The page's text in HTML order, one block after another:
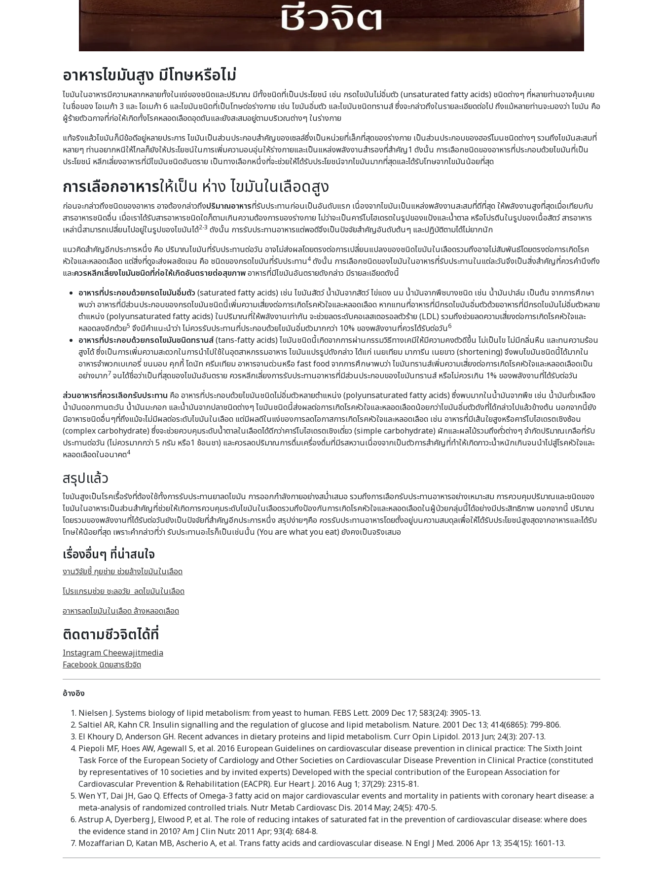
อาหารไขมันสูง มีโทษหรือไม่
ไขมันในอาหารมีความหลากหลายทั้งในแง่ของชนิดและปริมาณ มีทั้งชนิดที่เป็นประโยชน์ เช่น กรดไขมันไม่อิ่มตัว (unsaturated fatty acids) ชนิดต่างๆ ที่หลายท่านอาจคุ้นเคย
ในชื่อของ โอเมก้า 3 และ โอเมก้า 6 และไขมันชนิดที่เป็นโทษต่อร่างกาย เช่น ไขมันอิ่มตัว และไขมันชนิดทรานส์ ซึ่งจะกล่าวถึงในรายละเอียดต่อไป ถึงแม้หลายท่านจะมองว่า ไขมัน คือ
ผู้ร้ายตัวฉกาจที่ก่อให้เกิดทั้งโรคหลอดเลือดอุดตันและยังสะสมอยู่ตามบริเวณต่างๆ ในร่างกาย
แท้จริงแล้วไขมันก็มีข้อดีอยู่หลายประการ ไขมันเป็นส่วนประกอบสำคัญของเซลล์ซึ่งเป็นหน่วยที่เล็กที่สุดของร่างกาย เป็นส่วนประกอบของฮอร์โมนชนิดต่างๆ รวมถึงไขมันสะสมที่
หลายๆ ท่านอยากหนีให้ไกลก็ยังให้ประโยชน์ในการเพิ่มความอบอุ่นให้ร่างกายและเป็นแหล่งพลังงานสำรองที่สำคัญ1 ดังนั้น การเลือกชนิดของอาหารที่ประกอบด้วยไขมันที่เป็น
ประโยชน์ หลีกเลี่ยงอาหารที่มีไขมันชนิดอันตราย เป็นทางเลือกหนึ่งที่จะช่วยให้ได้รับประโยชน์จากไขมันมากที่สุดและได้รับโทษจากไขมันน้อยที่สุด
การเลือกอาหารให้เป็น ห่าง ไขมันในเลือดสูง
ก่อนจะกล่าวถึงชนิดของอาหาร อาจต้องกล่าวถึงปริมาณอาหารที่รับประทานก่อนเป็นอันดับแรก เนื่องจากไขมันเป็นแหล่งพลังงานสะสมที่ดีที่สุด ให้พลังงานสูงที่สุดเมื่อเทียบกับ
สารอาหารชนิดอื่น เมื่อเราได้รับสารอาหารชนิดใดก็ตามเกินความต้องการของร่างกาย ไม่ว่าจะเป็นคาร์โบไฮเดรตในรูปของแป้งและน้ำตาล หรือโปรตีนในรูปของเนื้อสัตว์ สารอาหาร
เหล่านี้สามารถเปลี่ยนไปอยู่ในรูปของไขมันได้2-3 ดังนั้น การรับประทานอาหารแต่พอดีจึงเป็นปัจจัยสำคัญอันดับต้นๆ และปฏิบัติตามได้ไม่ยากนัก
แนวคิดสำคัญอีกประการหนึ่ง คือ ปริมาณไขมันที่รับประทานต่อวัน อาจไม่ส่งผลโดยตรงต่อการเปลี่ยนแปลงของชนิดไขมันในเลือดรวมถึงอาจไม่สัมพันธ์โดยตรงต่อการเกิดโรค
หัวใจและหลอดเลือด แต่สิ่งที่ดูจะส่งผลชัดเจน คือ ชนิดของกรดไขมันที่รับประทาน4 ดังนั้น การเลือกชนิดของไขมันในอาหารที่รับประทานในแต่ละวันจึงเป็นสิ่งสำคัญที่ควรคำนึงถึง
และควรหลีกเลี่ยงไขมันชนิดที่ก่อให้เกิดอันตรายต่อสุขภาพอาหารที่มีไขมันอันตรายดังกล่าว มีรายละเอียดดังนี้
อาหารที่ประกอบด้วยกรดไขมันอิ่มตัว (saturated fatty acids) เช่น ไขมันสัตว์ น้ำมันจากสัตว์ ไข่แดง นม น้ำมันจากพืชบางชนิด เช่น น้ำมันปาล์ม เป็นต้น จากการศึกษา
พบว่า อาหารที่มีส่วนประกอบของกรดไขมันชนิดนี้เพิ่มความเสี่ยงต่อการเกิดโรคหัวใจและหลอดเลือด หากแทนที่อาหารที่มีกรดไขมันอิ่มตัวด้วยอาหารที่มีกรดไขมันไม่อิ่มตัวหลาย
ตำแหน่ง (polyunsaturated fatty acids) ในปริมาณที่ให้พลังงานเท่ากัน จะช่วยลดระดับคอเลสเตอรอลตัวร้าย (LDL) รวมถึงช่วยลดความเสี่ยงต่อการเกิดโรคหัวใจและ
หลอดลงอีกด้วย5 จึงมีคำแนะนำว่า ไม่ควรรับประทานที่ประกอบด้วยไขมันอิ่มตัวมากกว่า 10% ของพลังงานที่ควรได้รับต่อวัน6
อาหารที่ประกอบด้วยกรดไขมันชนิดทรานส์(tans-fatty acids) ไขมันชนิดนี้เกิดจากการผ่านกรรมวิธีทางเคมีให้มีความคงตัวดีขึ้น ไม่เป็นไข ไม่มีกลิ่นหืน และทนความร้อน
สูงได้ ซึ่งเป็นการเพิ่มความสะดวกในการนำไปใช้ในอุตสาหกรรมอาหาร ไขมันแปรรูปดังกล่าว ได้แก่ เนยเทียม มาการีน เนยขาว (shortening) จึงพบไขมันชนิดนี้ได้มากใน
อาหารจำพวกเบเกอรี่ ขนมอบ คุกกี้ โดนัท ครีมเทียม อาหารจานด่วนหรือ fast food จากการศึกษาพบว่า ไขมันทรานส์เพิ่มความเสี่ยงต่อการเกิดโรคหัวใจและหลอดเลือดเป็น
อย่างมาก7 จนได้ชื่อว่าเป็นที่สุดของไขมันอันตราย ควรหลีกเลี่ยงการรับประทานอาหารที่มีส่วนประกอบของไขมันทรานส์ หรือไม่ควรเกิน 1% ของพลังงานที่ได้รับต่อวัน
ส่วนอาหารที่ควรเลือกรับประทาน คือ อาหารที่ประกอบด้วยไขมันชนิดไม่อิ่มตัวหลายตำแหน่ง (polyunsaturated fatty acids) ซึ่งพบมากในน้ำมันจากพืช เช่น น้ำมันถั่วเหลือง
น้ำมันดอกทานตะวัน น้ำมันมะกอก และน้ำมันจากปลาชนิดต่างๆ ไขมันชนิดนี้ส่งผลต่อการเกิดโรคหัวใจและหลอดเลือดน้อยกว่าไขมันอิ่มตัวดังที่ได้กล่าวไปแล้วข้างต้น นอกจากนี้ยัง
มีอาหารชนิดอื่นๆที่ถึงแม้จะไม่มีผลต่อระดับไขมันในเลือด แต่มีผลดีในแง่ของการลดโอกาสการเกิดโรคหัวใจและหลอดเลือด เช่น อาหารที่มีเส้นใยสูงหรือคาร์โบไฮเดรตเชิงซ้อน
(complex carbohydrate) ซึ่งจะช่วยควบคุมระดับน้ำตาลในเลือดได้ดีกว่าคาร์โบไฮเดรตเชิงเดี่ยว (simple carbohydrate) ผักและผลไม้รวมถึงถั่วต่างๆ จำกัดปริมาณเกลือที่รับ
ประทานต่อวัน (ไม่ควรมากกว่า 5 กรัม หรือ1 ช้อนชา) และควรลดปริมาณการดื่มเครื่องดื่มที่มีรสหวานเนื่องจากเป็นตัวการสำคัญที่ทำให้เกิดภาวะน้ำหนักเกินจนนำไปสู่โรคหัวใจและ
หลอดเลือดในอนาคต4
สรุปแล้ว
ไขมันสูงเป็นโรคเรื้อรังที่ต้องใช้ทั้งการรับประทานยาลดไขมัน การออกกำลังกายอย่างสม่ำเสมอ รวมถึงการเลือกรับประทานอาหารอย่างเหมาะสม การควบคุมปริมาณและชนิดของ
ไขมันในอาหารเป็นส่วนสำคัญที่ช่วยให้เกิดการควบคุมระดับไขมันในเลือดรวมถึงป้องกันการเกิดโรคหัวใจและหลอดเลือดในผู้ป่วยกลุ่มนี้ได้อย่างมีประสิทธิภาพ นอกจากนี้ ปริมาณ
โดยรวมของพลังงานที่ได้รับต่อวันยังเป็นปัจจัยที่สำคัญอีกประการหนึ่ง สรุปง่ายๆคือ ควรรับประทานอาหารโดยตั้งอยู่บนความสมดุลเพื่อให้ได้รับประโยชน์สูงสุดจากอาหารและได้รับ
โทษให้น้อยที่สุด เพราะคำกล่าวที่ว่า รับประทานอะไรก็เป็นเช่นนั้น (You are what you eat) ยังคงเป็นจริงเสมอ
เรื่องอื่นๆ ที่น่าสนใจ
งานวิจัยชี้ กุยช่าย ช่วยล้างไขมันในเลือด
โปรแกรมช่วย ชะลอวัย ลดไขมันในเลือด
อาหารลดไขมันในเลือด ล้างหลอดเลือด
ติดตามชีวจิตได้ที่
Instagram Cheewajitmedia
Facebook นิตยสารชีวจิต
อ้างอิง
Nielsen J. Systems biology of lipid metabolism: from yeast to human. FEBS Lett. 2009 Dec 17; 583(24): 3905-13.
Saltiel AR, Kahn CR. Insulin signalling and the regulation of glucose and lipid metabolism. Nature. 2001 Dec 13; 414(6865): 799-806.
El Khoury D, Anderson GH. Recent advances in dietary proteins and lipid metabolism. Curr Opin Lipidol. 2013 Jun; 24(3): 207-13.
Piepoli MF, Hoes AW, Agewall S, et al. 2016 European Guidelines on cardiovascular disease prevention in clinical practice: The Sixth Joint
Task Force of the European Society of Cardiology and Other Societies on Cardiovascular Disease Prevention in Clinical Practice (constituted
by representatives of 10 societies and by invited experts) Developed with the special contribution of the European Association for
Cardiovascular Prevention & Rehabilitation (EACPR). Eur Heart J. 2016 Aug 1; 37(29): 2315-81.
Wen YT, Dai JH, Gao Q. Effects of Omega-3 fatty acid on major cardiovascular events and mortality in patients with coronary heart disease: a
meta-analysis of randomized controlled trials. Nutr Metab Cardiovasc Dis. 2014 May; 24(5): 470-5.
Astrup A, Dyerberg J, Elwood P, et al. The role of reducing intakes of saturated fat in the prevention of cardiovascular disease: where does
the evidence stand in 2010? Am J Clin Nutr. 2011 Apr; 93(4): 684-8.
Mozaffarian D, Katan MB, Ascherio A, et al. Trans fatty acids and cardiovascular disease. N Engl J Med. 2006 Apr 13; 354(15): 1601-13.